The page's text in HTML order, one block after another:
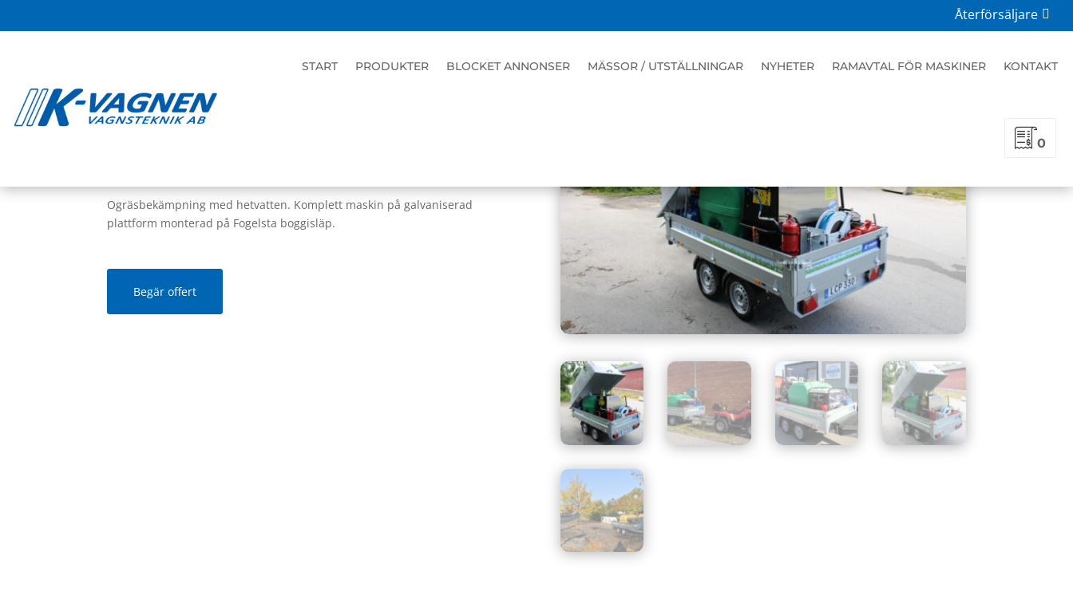
Återförsäljare
START PRODUKTER BLOCKET ANNONSER MÄSSOR / UTSTÄLLNINGAR NYHETER RAMAVTAL FÖR MASKINER KONTAKT
0
OGRÄSBEKÄMPNING | K-HEAT MAXI 9/110 S
Ogräsbekämpning med hetvatten. Komplett maskin på galvaniserad
plattform monterad på Fogelsta boggisläp.
Begär offert